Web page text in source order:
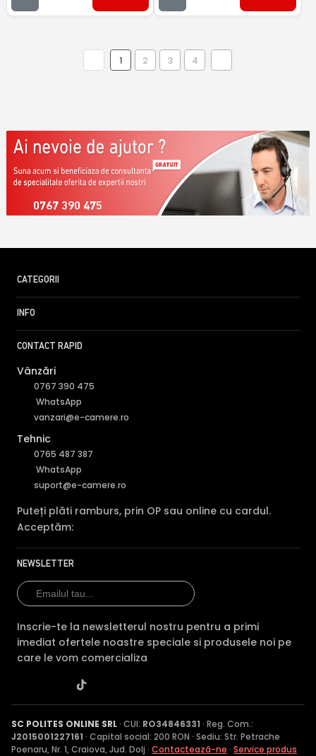
1 2 3 4
0767 390 475
CATEGORII
INFO
CONTACT RAPID
Vânzări
0767 390 475
WhatsApp
vanzari@e-camere.ro
Tehnic
0765 487 387
WhatsApp
suport@e-camere.ro
Puteți plăti ramburs, prin OP sau online cu cardul.
Acceptăm:
NEWSLETTER
Inscrie-te la newsletterul nostru pentru a primi
imediat ofertele noastre speciale si produsele noi pe
care le vom comercializa
SC POLITES ONLINE SRL· CUI: RO34846331 · Reg. Com.:
J2015001227161 · Capital social: 200 RON · Sediu: Str. Petrache
Poenaru, Nr. 1, Craiova, Jud. Dolj · Contactează-ne · Service produs